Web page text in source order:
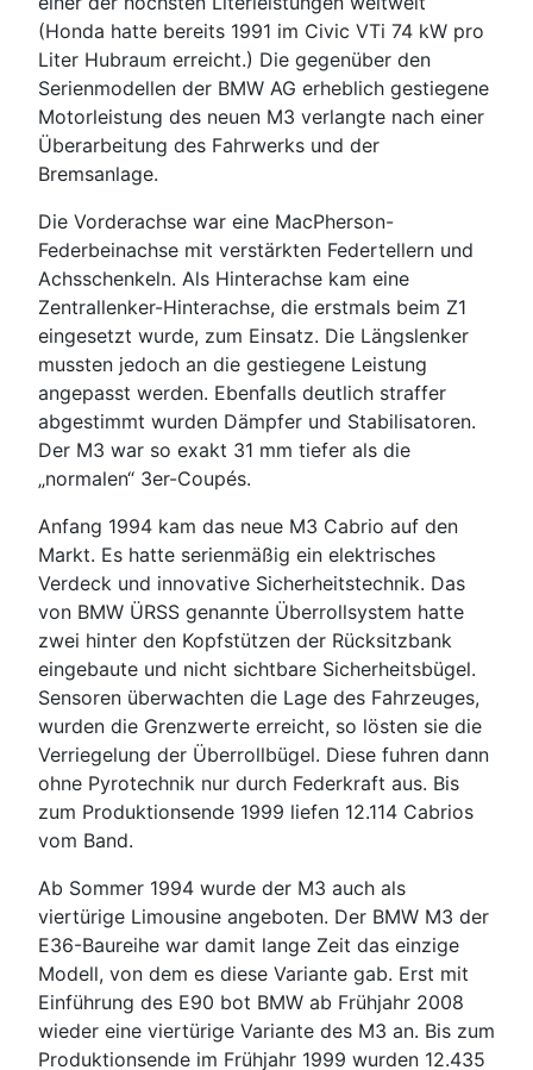
(Honda hatte bereits 1991 im Civic VTi 74 kW pro
Liter Hubraum erreicht.) Die gegenüber den
Serienmodellen der BMW AG erheblich gestiegene
Motorleistung des neuen M3 verlangte nach einer
Überarbeitung des Fahrwerks und der
Bremsanlage.
Die Vorderachse war eine MacPherson-
Federbeinachse mit verstärkten Federtellern und
Achsschenkeln. Als Hinterachse kam eine
Zentrallenker-Hinterachse, die erstmals beim Z1
eingesetzt wurde, zum Einsatz. Die Längslenker
mussten jedoch an die gestiegene Leistung
angepasst werden. Ebenfalls deutlich straffer
abgestimmt wurden Dämpfer und Stabilisatoren.
Der M3 war so exakt 31 mm tiefer als die
„normalen“ 3er-Coupés.
Anfang 1994 kam das neue M3 Cabrio auf den
Markt. Es hatte serienmäßig ein elektrisches
Verdeck und innovative Sicherheitstechnik. Das
von BMW ÜRSS genannte Überrollsystem hatte
zwei hinter den Kopfstützen der Rücksitzbank
eingebaute und nicht sichtbare Sicherheitsbügel.
Sensoren überwachten die Lage des Fahrzeuges,
wurden die Grenzwerte erreicht, so lösten sie die
Verriegelung der Überrollbügel. Diese fuhren dann
ohne Pyrotechnik nur durch Federkraft aus. Bis
zum Produktionsende 1999 liefen 12.114 Cabrios
vom Band.
Ab Sommer 1994 wurde der M3 auch als
viertürige Limousine angeboten. Der BMW M3 der
E36-Baureihe war damit lange Zeit das einzige
Modell, von dem es diese Variante gab. Erst mit
Einführung des E90 bot BMW ab Frühjahr 2008
wieder eine viertürige Variante des M3 an. Bis zum
Produktionsende im Frühjahr 1999 wurden 12.435